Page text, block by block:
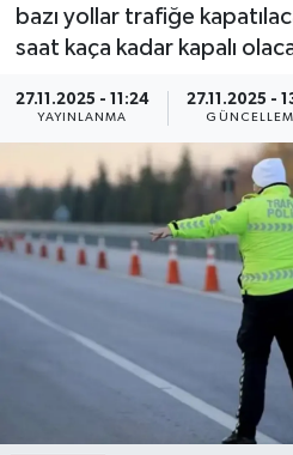
bazı yollar trafiğe
saat kaça kadar kapalı
27.11.2025 - 11:24
YAYINLANMA
27.11.2025 -
MAGAZİN
ÖZEL HABER
SPOR
TEKNOLOJİ
TİCARET